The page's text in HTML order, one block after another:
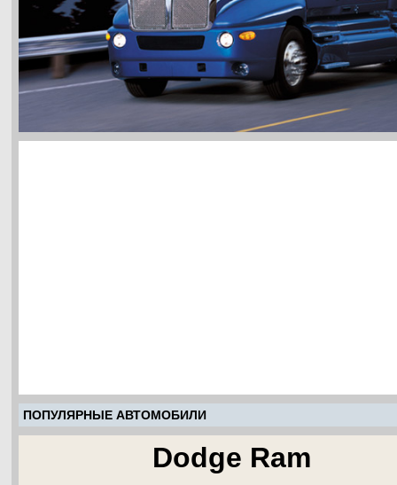
ПОПУЛЯРНЫЕ АВТОМОБИЛИ
Dodge Ram